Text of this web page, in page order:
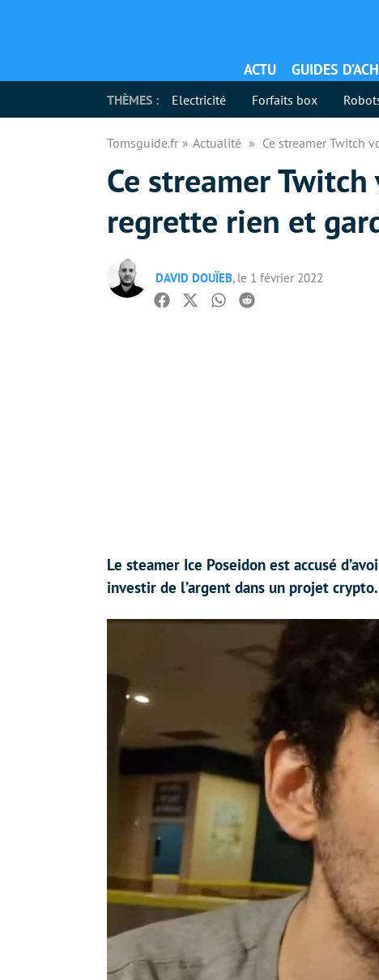
ACTU GUIDES
THÈMES : Electricité Forfaits box
Tomsguide.fr Actualité Ce streamer Twitch
Ce streamer
regrette rien et
DAVID DOUÏEB, le 1 février 2022
Facebook
TwitterWhatsapp
Reddit
Le steamer Ice Poseidon est accusé
investir de l’argent dans un projet